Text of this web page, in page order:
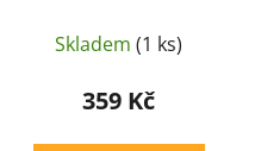
Skladem (1 ks)
359 Kč